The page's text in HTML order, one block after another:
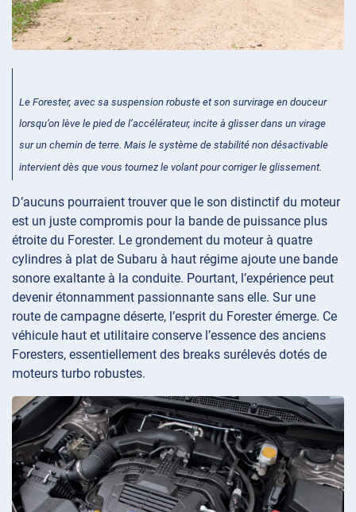
Le Forester, avec sa suspension robuste et son survirage en douceur
lorsqu’on lève le pied de l’accélérateur, incite à glisser dans un virage
sur un chemin de terre. Mais le système de stabilité non désactivable
intervient dès que vous tournez le volant pour corriger le glissement.
D’aucuns pourraient trouver que le son distinctif du moteur
est un juste compromis pour la bande de puissance plus
étroite du Forester. Le grondement du moteur à quatre
cylindres à plat de Subaru à haut régime ajoute une bande
sonore exaltante à la conduite. Pourtant, l’expérience peut
devenir étonnamment passionnante sans elle. Sur une
route de campagne déserte, l’esprit du Forester émerge. Ce
véhicule haut et utilitaire conserve l’essence des anciens
Foresters, essentiellement des breaks surélevés dotés de
moteurs turbo robustes.